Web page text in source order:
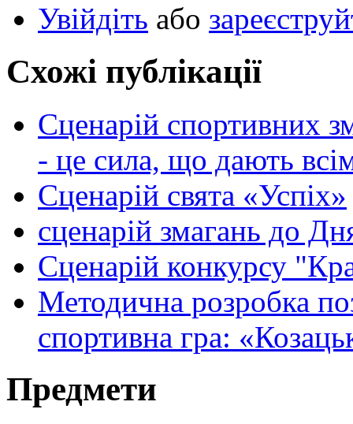
Увійдіть або
Схожі публікації
Сценарій спортивних
- це сила, що дають
Сценарій свята «Успіх»
сценарій змагань до
Сценарій конкурсу
Методична розробка
спортивна гра:
Предмети